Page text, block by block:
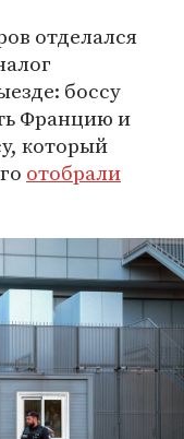
отделался
боссу
Францию и
который
отобрали